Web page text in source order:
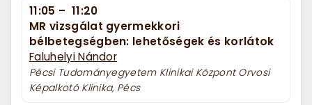
11:05 – 11:20
MR vizsgálat gyermekkori
bélbetegségben: lehetőségek és korlátok
Faluhelyi Nándor
Pécsi Tudományegyetem Klinikai Központ Orvosi
Képalkotó Klinika, Pécs